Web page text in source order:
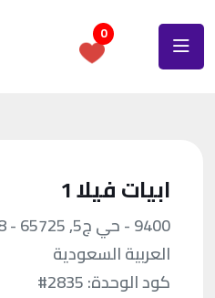
0
ابيات فيلا 1
العربية السعودية
كود الوحدة:#2835